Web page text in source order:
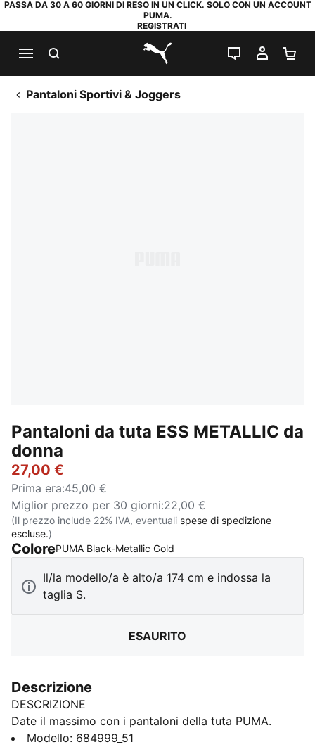
PASSA DA 30 A 60 GIORNI DI RESO IN UN CLICK. SOLO CON UN ACCOUNT
PUMA.
REGISTRATI
PUMA.com
CHAT IL MIO
Pantaloni Sportivi & Joggers
Pantaloni da tuta ESS METALLIC da
donna
27,00 €
Prima era:45,00 €
Miglior prezzo per 30 giorni:22,00 €
(Il prezzo include 22% IVA, eventuali spese di spedizione
escluse.)
ColorePUMA Black-Metallic Gold
Il/la modello/a è alto/a 174 cm e indossa la
taglia S.
ESAURITO
Descrizione
DESCRIZIONE
Date il massimo con i pantaloni della tuta PUMA.
Caratterizzati da stampe con il logo PUMA Cat in
Modello: 684999_51